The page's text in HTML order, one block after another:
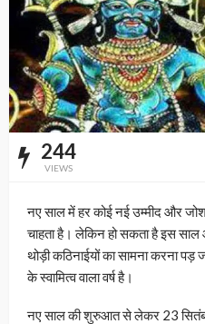
244
VIEWS
नए साल में हर कोई नई उम्मीद और
चाहता है। लेकिन हो सकता है इस
थोड़ी कठिनाईयों का सामना करना
के स्वामित्व वाला वर्ष है।
नए साल की शुरुआत से लेकर 23